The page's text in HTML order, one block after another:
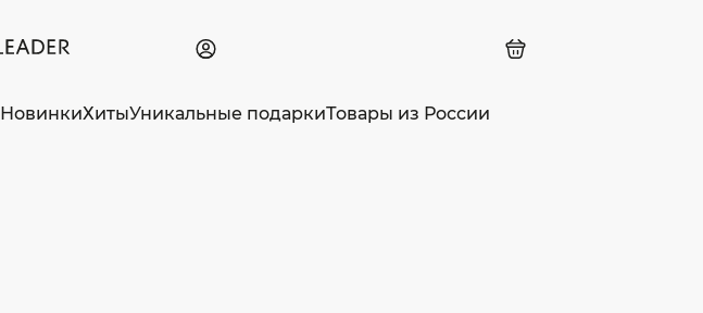
НовинкиХитыУникальные подаркиТовары из России